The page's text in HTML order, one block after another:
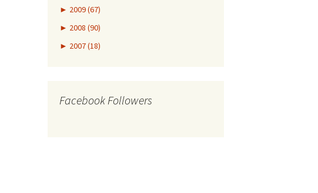
► 2009 (67)
► 2008 (90)
► 2007 (18)
Facebook Followers